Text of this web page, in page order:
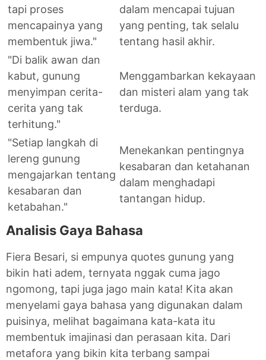
tapi proses
mencapainya yang
membentuk jiwa."
dalam mencapai tujuan
yang penting, tak selalu
tentang hasil akhir.
"Di balik awan dan
kabut, gunung
menyimpan cerita-
cerita yang tak
terhitung."
Menggambarkan kekayaan
dan misteri alam yang tak
terduga.
"Setiap langkah di
lereng gunung
mengajarkan tentang
kesabaran dan
ketabahan."
Menekankan pentingnya
kesabaran dan ketahanan
dalam menghadapi
tantangan hidup.
Analisis Gaya Bahasa
Fiera Besari, si empunya quotes gunung yang
bikin hati adem, ternyata nggak cuma jago
ngomong, tapi juga jago main kata! Kita akan
menyelami gaya bahasa yang digunakan dalam
puisinya, melihat bagaimana kata-kata itu
membentuk imajinasi dan perasaan kita. Dari
metafora yang bikin kita terbang sampai